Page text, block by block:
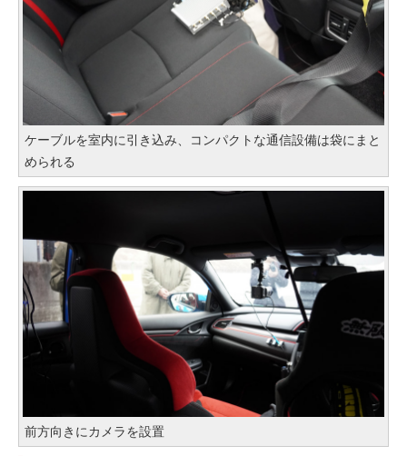
ケーブルを室内に引き込み、コンパクトな通信設備は袋にまと
められる
前方向きにカメラを設置